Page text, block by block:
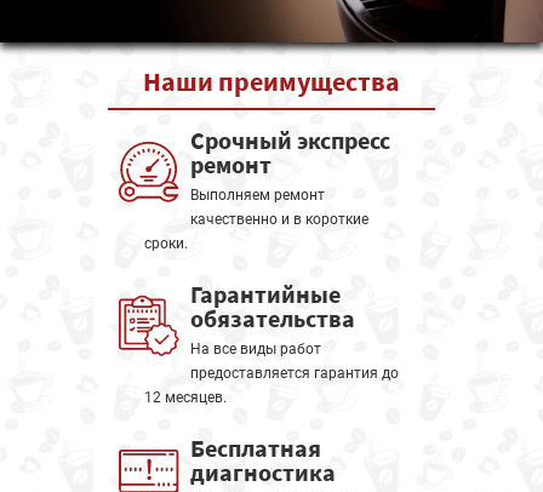
Наши преимущества
Срочный экспресс
ремонт
Выполняем ремонт
качественно и в короткие
сроки.
Гарантийные
обязательства
На все виды работ
предоставляется гарантия до
12 месяцев.
Бесплатная
диагностика